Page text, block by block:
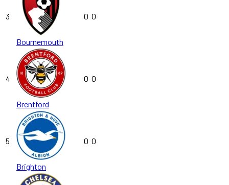
3
Bournemouth
0 0
4
Brentford
0 0
5
Brighton
0 0